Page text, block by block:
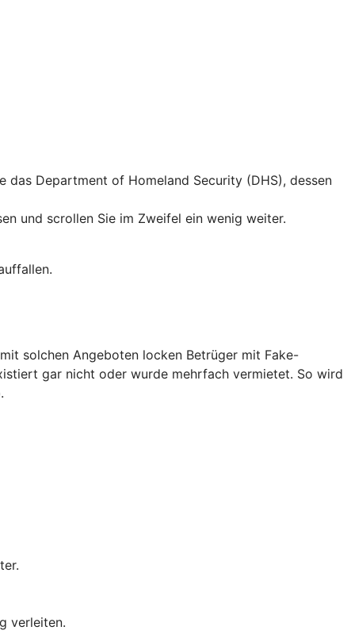
das Department of Homeland Security (DHS), dessen
und scrollen Sie im Zweifel ein wenig weiter.
solchen Angeboten locken Betrüger mit Fake-
gar nicht oder wurde mehrfach vermietet. So wird
verleiten.